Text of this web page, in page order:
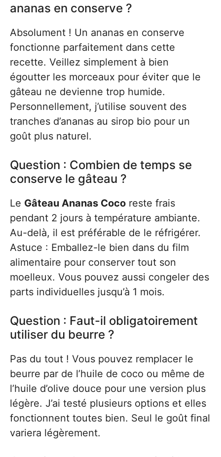
ananas en conserve ?
Absolument ! Un ananas en conserve
fonctionne parfaitement dans cette
recette. Veillez simplement à bien
égoutter les morceaux pour éviter que le
gâteau ne devienne trop humide.
Personnellement, j’utilise souvent des
tranches d’ananas au sirop bio pour un
goût plus naturel.
Question : Combien de temps se
conserve le gâteau ?
Le Gâteau Ananas Coco reste frais
pendant 2 jours à température ambiante.
Au-delà, il est préférable de le réfrigérer.
Astuce : Emballez-le bien dans du film
alimentaire pour conserver tout son
moelleux. Vous pouvez aussi congeler des
parts individuelles jusqu’à 1 mois.
Question : Faut-il obligatoirement
utiliser du beurre ?
Pas du tout ! Vous pouvez remplacer le
beurre par de l’huile de coco ou même de
l’huile d’olive douce pour une version plus
légère. J’ai testé plusieurs options et elles
fonctionnent toutes bien. Seul le goût final
variera légèrement.